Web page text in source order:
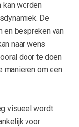
worden
De
en bespreken van
naar wens
door te doen
manieren om een
visueel wordt
voor